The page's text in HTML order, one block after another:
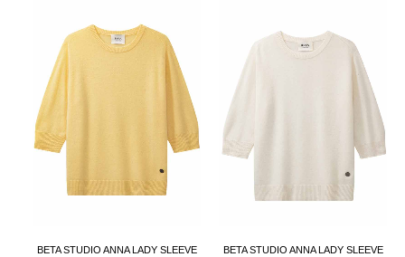
BETA STUDIO ANNA LADY SLEEVE
BETA STUDIO ANNA LADY SLEEVE